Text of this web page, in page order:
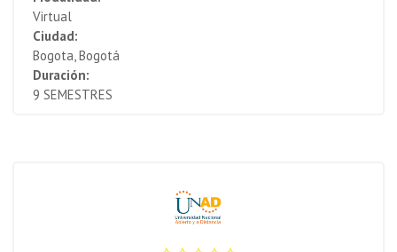
Virtual
Ciudad:
Bogota, Bogotá
Duración:
9 SEMESTRES